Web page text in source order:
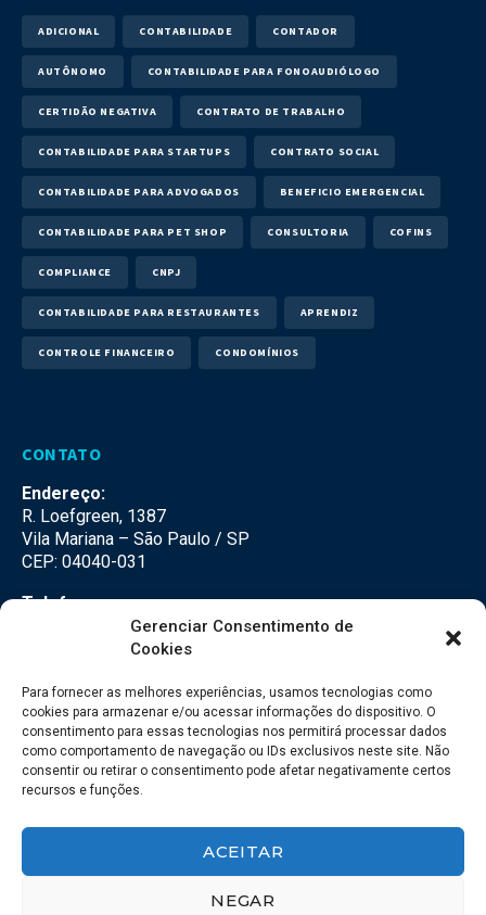
Gerenciar Consentimento de
Cookies
Para fornecer as melhores experiências, usamos tecnologias como
cookies para armazenar e/ou acessar informações do dispositivo. O
consentimento para essas tecnologias nos permitirá processar dados
como comportamento de navegação ou IDs exclusivos neste site. Não
consentir ou retirar o consentimento pode afetar negativamente certos
recursos e funções.
ACEITAR
NEGAR
ADICIONAL CONTABILIDADE CONTADOR
AUTÔNOMO CONTABILIDADE PARA FONOAUDIÓLOGO
CERTIDÃO NEGATIVA CONTRATO DE TRABALHO
CONTABILIDADE PARA STARTUPS CONTRATO SOCIAL
CONTABILIDADE PARA ADVOGADOS BENEFICIO EMERGENCIAL
CONTABILIDADE PARA PET SHOP CONSULTORIA COFINS
COMPLIANCE CNPJ
CONTABILIDADE PARA RESTAURANTES APRENDIZ
CONTROLE FINANCEIRO CONDOMÍNIOS
CONTATO
Endereço:
R. Loefgreen, 1387
Vila Mariana – São Paulo / SP
CEP: 04040-031
Telefone:
(11) 3500-3500
falecom@seteco.com.br
Redes Sociais